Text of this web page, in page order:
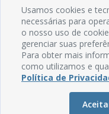
CEP: 58.280-000
Fone: (83)
Email:
Expediente: Segunda
Manual
Usamos cookies e
necessárias para
o nosso uso de
gerenciar suas
Para obter mais
como utilizamos e
Política de